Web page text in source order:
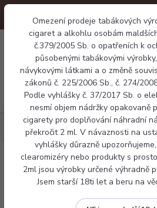
Omezení prodeje tabákových
cigaret a alkohlu osobám
č.379/2005 Sb. o opatřeních k
působenými tabákovými
návykovými látkami a o změně
zákonů č. 225/2006 Sb., č. 274/
Podle vyhlášky č. 37/2017 Sb. o
nesmí objem nádržky opakovaně
cigarety pro doplňování náhradní
překročit 2 ml. V návaznosti na
vyhlášky důrazně
clearomizéry nebo produkty s
2ml jsou výrobky určené výhradně
Jsem starší 18ti let a beru na
Elektronické cigarety VOOPOO
VOOPOO Argus G3 mini